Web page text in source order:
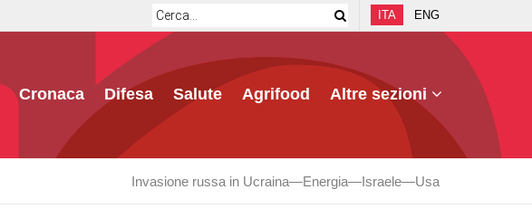
ITA ENG
Cronaca Difesa Salute Agrifood Altre sezioni
Invasione russa in Ucraina Energia Israele Usa